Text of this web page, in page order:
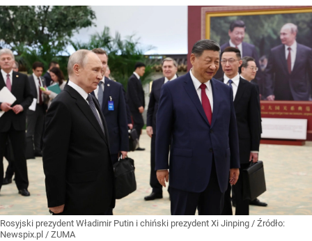
Rosyjski prezydent Władimir Putin i chiński prezydent Xi Jinping / Źródło:
Newspix.pl / ZUMA